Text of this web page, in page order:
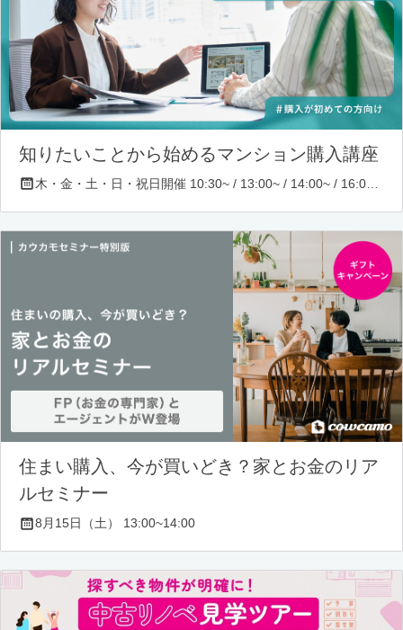
知りたいことから始めるマンション購入講座
住まい購入、今が買いどき？家とお金のリア
ルセミナー
8月15日（土） 13:00~14:00